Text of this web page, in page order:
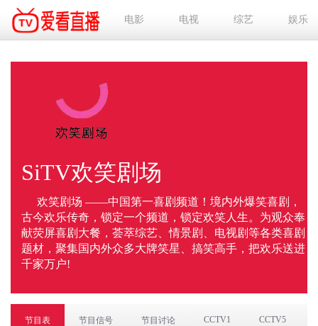
电影 电视 综艺 娱乐
SiTV欢笑剧场
欢笑剧场 ——中国第一喜剧频道！境内外爆笑喜剧，
古今欢乐传奇，锁定一个频道，锁定欢笑人生。为观众奉
献荧屏喜剧大餐，荟萃综艺、情景剧、电视剧等各类喜剧
题材，聚集国内外众多大牌笑星、搞笑高手，把欢乐送进
千家万户!
节目表 节目信号 节目讨论 CCTV1 CCTV5